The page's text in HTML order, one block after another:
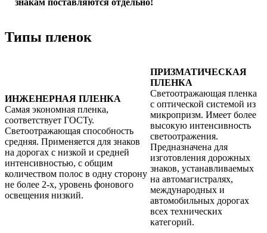
Типы пленок
ИНЖЕНЕРНАЯ ПЛЕНКА
Самая экономная пленка,
соответствует ГОСТу.
Светоотражающая способность
средняя. Применяется для знаков
на дорогах с низкой и средней
интенсивностью, с общим
количеством полос в одну сторону
не более 2-х, уровень фонового
освещения низкий.
ПРИЗМАТИЧЕСКАЯ
ПЛЕНКА
Светоотражающая пленка
с оптической системой из
микропризм. Имеет более
высокую интенсивность
светоотражения.
Предназначена для
изготовления дорожных
знаков, устанавливаемых
на автомагистралях,
международных и
автомобильных дорогах
всех технических
категорий.